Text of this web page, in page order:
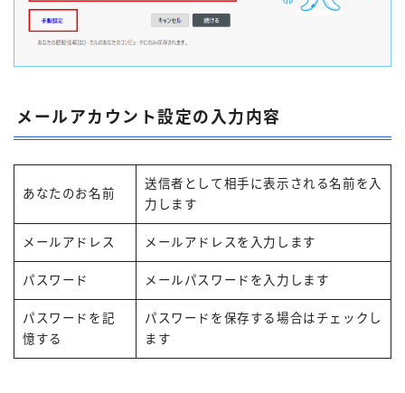
メールアカウント設定の入力内容
あなたのお名前
送信者として相手に表示される名前を入
力します
メールアドレス メールアドレスを入力します
パスワード メールパスワードを入力します
パスワードを記
憶する
パスワードを保存する場合はチェックし
ます